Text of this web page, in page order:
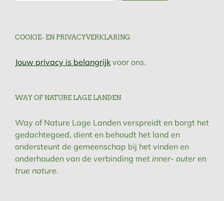
COOKIE- EN PRIVACYVERKLARING
Jouw privacy is belangrijk voor ons.
WAY OF NATURE LAGE LANDEN
Way of Nature Lage Landen verspreidt en borgt het
gedachtegoed, dient en behoudt het land en
ondersteunt de gemeenschap bij het vinden en
onderhouden van de verbinding met inner- outeren
true nature.